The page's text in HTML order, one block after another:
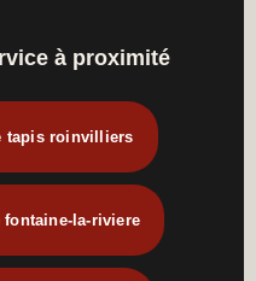
à proximité
tapis roinvilliers
la-riviere